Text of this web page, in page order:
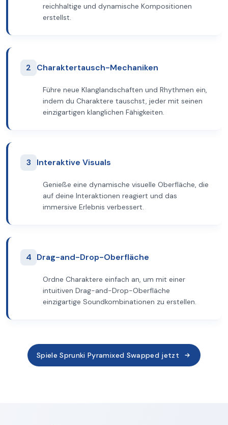
reichhaltige und dynamische Kompositionen
erstellst.
2 Charaktertausch-Mechaniken
Führe neue Klanglandschaften und Rhythmen ein,
indem du Charaktere tauschst, jeder mit seinen
einzigartigen klanglichen Fähigkeiten.
3 Interaktive Visuals
Genieße eine dynamische visuelle Oberfläche, die
auf deine Interaktionen reagiert und das
immersive Erlebnis verbessert.
4 Drag-and-Drop-Oberfläche
Ordne Charaktere einfach an, um mit einer
intuitiven Drag-and-Drop-Oberfläche
einzigartige Soundkombinationen zu erstellen.
Spiele Sprunki Pyramixed Swapped jetzt